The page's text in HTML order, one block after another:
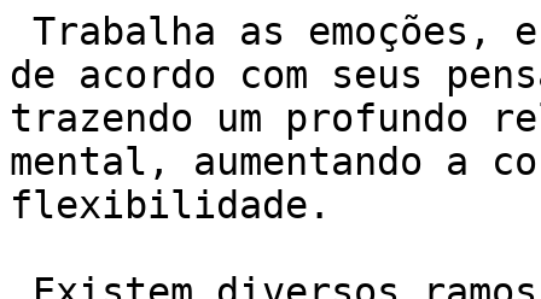
de acordo com seus
trazendo um profundo
mental, aumentando a
flexibilidade.